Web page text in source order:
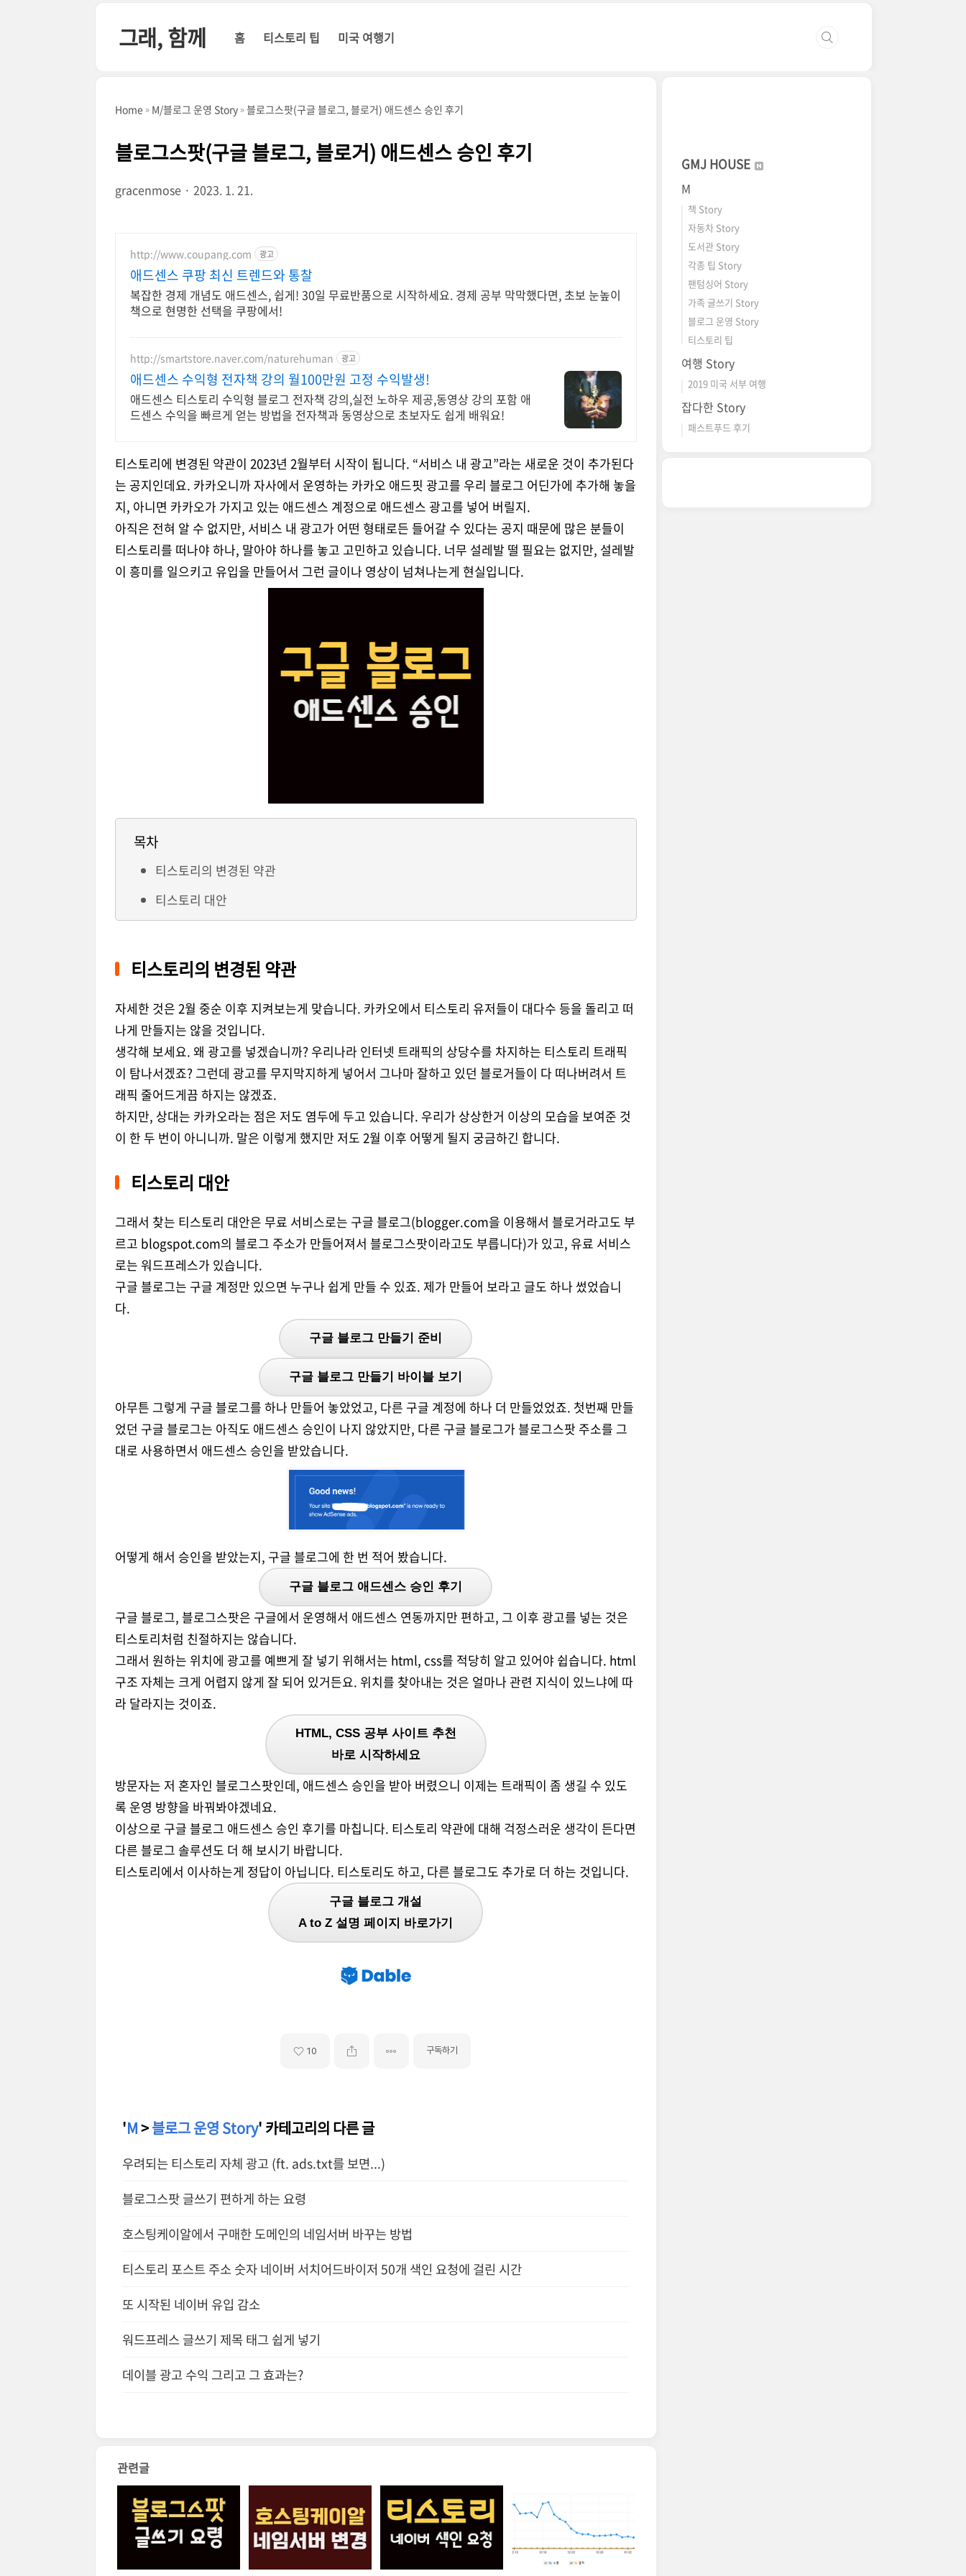
그래, 함께 홈 티스토리 팁 미국 여행기
Home M/블로그 운영 Story 블로그스팟(구글 블로그, 블로거) 애드센스 승인 후기
블로그스팟(구글 블로그, 블로거) 애드센스 승인 후기
gracenmose 2023. 1. 21.
http://www.coupang.com 광고
애드센스 쿠팡 최신 트렌드와 통찰
복잡한 경제 개념도 애드센스, 쉽게! 30일 무료반품으로 시작하세요. 경제 공부 막막했다면, 초보 눈높이
책으로 현명한 선택을 쿠팡에서!
http://smartstore.naver.com/naturehuman 광고
애드센스 수익형 전자책 강의 월100만원 고정 수익발생!
애드센스 티스토리 수익형 블로그 전자책 강의,실전 노하우 제공,동영상 강의 포함 애
드센스 수익을 빠르게 얻는 방법을 전자책과 동영상으로 초보자도 쉽게 배워요!
티스토리에 변경된 약관이 2023년 2월부터 시작이 됩니다. “서비스 내 광고”라는 새로운 것이 추가된다
는 공지인데요. 카카오니까 자사에서 운영하는 카카오 애드핏 광고를 우리 블로그 어딘가에 추가해 놓을
지, 아니면 카카오가 가지고 있는 애드센스 계정으로 애드센스 광고를 넣어 버릴지.
아직은 전혀 알 수 없지만, 서비스 내 광고가 어떤 형태로든 들어갈 수 있다는 공지 때문에 많은 분들이
티스토리를 떠나야 하나, 말아야 하나를 놓고 고민하고 있습니다. 너무 설레발 떨 필요는 없지만, 설레발
이 흥미를 일으키고 유입을 만들어서 그런 글이나 영상이 넘쳐나는게 현실입니다.
목차
티스토리의 변경된 약관
티스토리 대안
티스토리의 변경된 약관
자세한 것은 2월 중순 이후 지켜보는게 맞습니다. 카카오에서 티스토리 유저들이 대다수 등을 돌리고 떠
나게 만들지는 않을 것입니다.
생각해 보세요. 왜 광고를 넣겠습니까? 우리나라 인터넷 트래픽의 상당수를 차지하는 티스토리 트래픽
이 탐나서겠죠? 그런데 광고를 무지막지하게 넣어서 그나마 잘하고 있던 블로거들이 다 떠나버려서 트
래픽 줄어드게끔 하지는 않겠죠.
하지만, 상대는 카카오라는 점은 저도 염두에 두고 있습니다. 우리가 상상한거 이상의 모습을 보여준 것
이 한 두 번이 아니니까. 말은 이렇게 했지만 저도 2월 이후 어떻게 될지 궁금하긴 합니다.
티스토리 대안
그래서 찾는 티스토리 대안은 무료 서비스로는 구글 블로그(blogger.com을 이용해서 블로거라고도 부
르고 blogspot.com의 블로그 주소가 만들어져서 블로그스팟이라고도 부릅니다)가 있고, 유료 서비스
로는 워드프레스가 있습니다.
구글 블로그는 구글 계정만 있으면 누구나 쉽게 만들 수 있죠. 제가 만들어 보라고 글도 하나 썼었습니
다.
구글 블로그 만들기 준비
구글 블로그 만들기 바이블 보기
아무튼 그렇게 구글 블로그를 하나 만들어 놓았었고, 다른 구글 계정에 하나 더 만들었었죠. 첫번째 만들
었던 구글 블로그는 아직도 애드센스 승인이 나지 않았지만, 다른 구글 블로그가 블로그스팟 주소를 그
대로 사용하면서 애드센스 승인을 받았습니다.
어떻게 해서 승인을 받았는지, 구글 블로그에 한 번 적어 봤습니다.
구글 블로그 애드센스 승인 후기
구글 블로그, 블로그스팟은 구글에서 운영해서 애드센스 연동까지만 편하고, 그 이후 광고를 넣는 것은
티스토리처럼 친절하지는 않습니다.
그래서 원하는 위치에 광고를 예쁘게 잘 넣기 위해서는 html, css를 적당히 알고 있어야 쉽습니다. html
구조 자체는 크게 어렵지 않게 잘 되어 있거든요. 위치를 찾아내는 것은 얼마나 관련 지식이 있느냐에 따
라 달라지는 것이죠.
HTML, CSS 공부 사이트 추천
바로 시작하세요
방문자는 저 혼자인 블로그스팟인데, 애드센스 승인을 받아 버렸으니 이제는 트래픽이 좀 생길 수 있도
록 운영 방향을 바꿔봐야겠네요.
이상으로 구글 블로그 애드센스 승인 후기를 마칩니다. 티스토리 약관에 대해 걱정스러운 생각이 든다면
다른 블로그 솔루션도 더 해 보시기 바랍니다.
티스토리에서 이사하는게 정답이 아닙니다. 티스토리도 하고, 다른 블로그도 추가로 더 하는 것입니다.
구글 블로그 개설
A to Z 설명 페이지 바로가기
10 구독하기
'M>블로그 운영 Story' 카테고리의 다른 글
우려되는 티스토리 자체 광고 (ft. ads.txt를 보면...)
블로그스팟 글쓰기 편하게 하는 요령
호스팅케이알에서 구매한 도메인의 네임서버 바꾸는 방법
티스토리 포스트 주소 숫자 네이버 서치어드바이저 50개 색인 요청에 걸린 시간
또 시작된 네이버 유입 감소
워드프레스 글쓰기 제목 태그 쉽게 넣기
데이블 광고 수익 그리고 그 효과는?
관련글
GMJ HOUSE
M
책 Story
자동차 Story
도서관 Story
각종 팁 Story
팬텀싱어 Story
가족 글쓰기 Story
블로그 운영 Story
티스토리 팁
여행 Story
2019 미국 서부 여행
잡다한 Story
패스트푸드 후기